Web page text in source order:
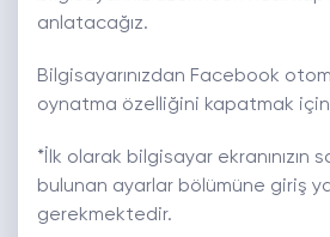
anlatacağız.
Bilgisayarınızdan Facebook
oynatma özelliğini kapatmak
*İlk olarak bilgisayar ekranınızın
bulunan ayarlar bölümüne giriş
gerekmektedir.